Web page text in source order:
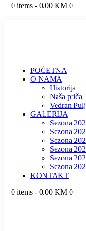
0 items - 0.00 KM 0
POČETNA
O NAMA
Historija
Naša priča
Vedran
GALERIJA
Sezona
Sezona
Sezona
Sezona
Sezona
Sezona
KONTAKT
0 items - 0.00 KM 0